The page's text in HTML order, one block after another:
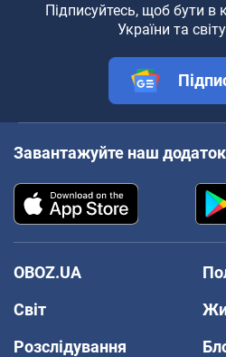
Підписуйтесь, щоб бути в
України та
Завантажуйте наш додаток
OBOZ.UA
Світ
Розслідування